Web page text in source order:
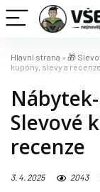
Hlavní strana » 🎁
kupóny, slevy a recenze
Slevové
recenze
3. 4. 2025 2043